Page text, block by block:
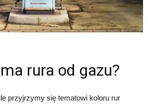
rura od gazu?
przyjrzymy się tematowi koloru rur